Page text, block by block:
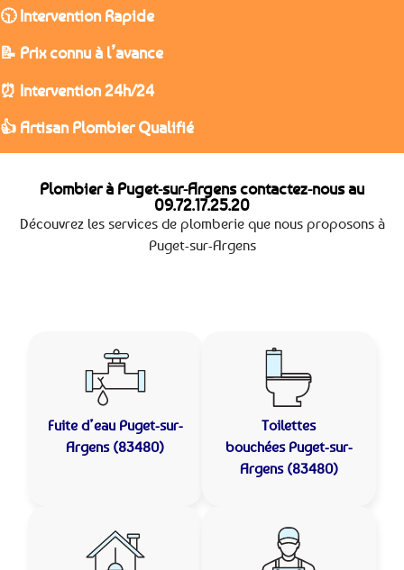
🕥 Intervention Rapide
📝 Prix connu à l’avance
⏰ Intervention 24h/24
👍 Artisan Plombier Qualifié
Plombier à Puget-sur-Argens contactez-nous au
09.72.17.25.20
Découvrez les services de plomberie que nous proposons à
Puget-sur-Argens
Fuite d’eau Puget-sur-
Argens (83480)
Toilettes
bouchées Puget-sur-
Argens (83480)